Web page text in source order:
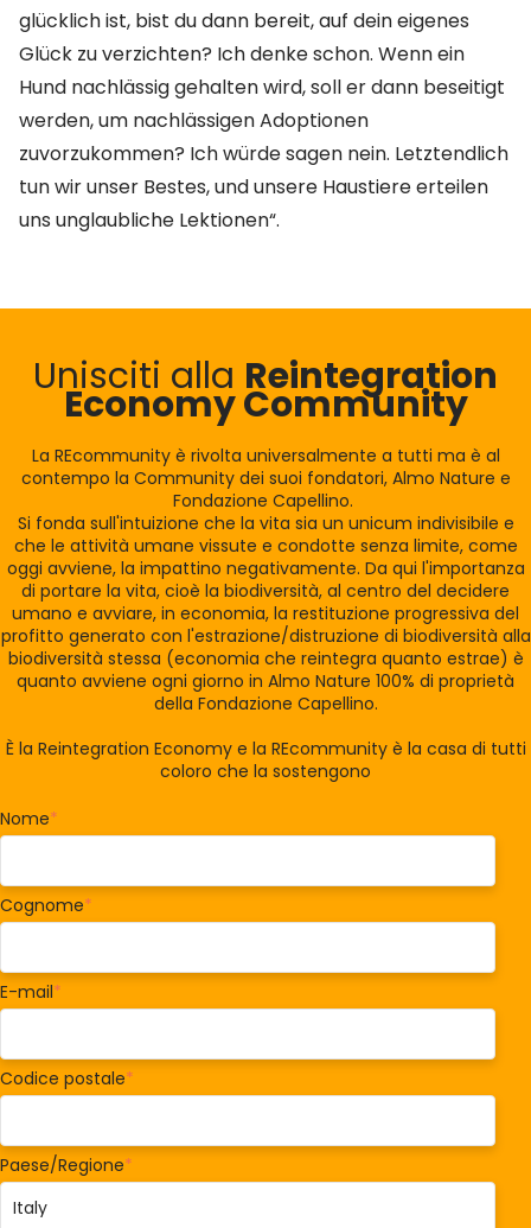
glücklich ist, bist du dann bereit, auf dein eigenes
Glück zu verzichten? Ich denke schon. Wenn ein
Hund nachlässig gehalten wird, soll er dann beseitigt
werden, um nachlässigen Adoptionen
zuvorzukommen? Ich würde sagen nein. Letztendlich
tun wir unser Bestes, und unsere Haustiere erteilen
uns unglaubliche Lektionen“.
Unisciti alla Reintegration
Economy Community
La REcommunity è rivolta universalmente a tutti ma è al
contempo la Community dei suoi fondatori, Almo Nature e
Fondazione Capellino.
Si fonda sull'intuizione che la vita sia un unicum indivisibile e
che le attività umane vissute e condotte senza limite, come
oggi avviene, la impattino negativamente. Da qui l'importanza
di portare la vita, cioè la biodiversità, al centro del decidere
umano e avviare, in economia, la restituzione progressiva del
profitto generato con l'estrazione/distruzione di biodiversità alla
biodiversità stessa (economia che reintegra quanto estrae) è
quanto avviene ogni giorno in Almo Nature 100% di proprietà
della Fondazione Capellino.
È la Reintegration Economy e la REcommunity è la casa di tutti
coloro che la sostengono
Nome*
Cognome*
E-mail*
Codice postale*
Paese/Regione*